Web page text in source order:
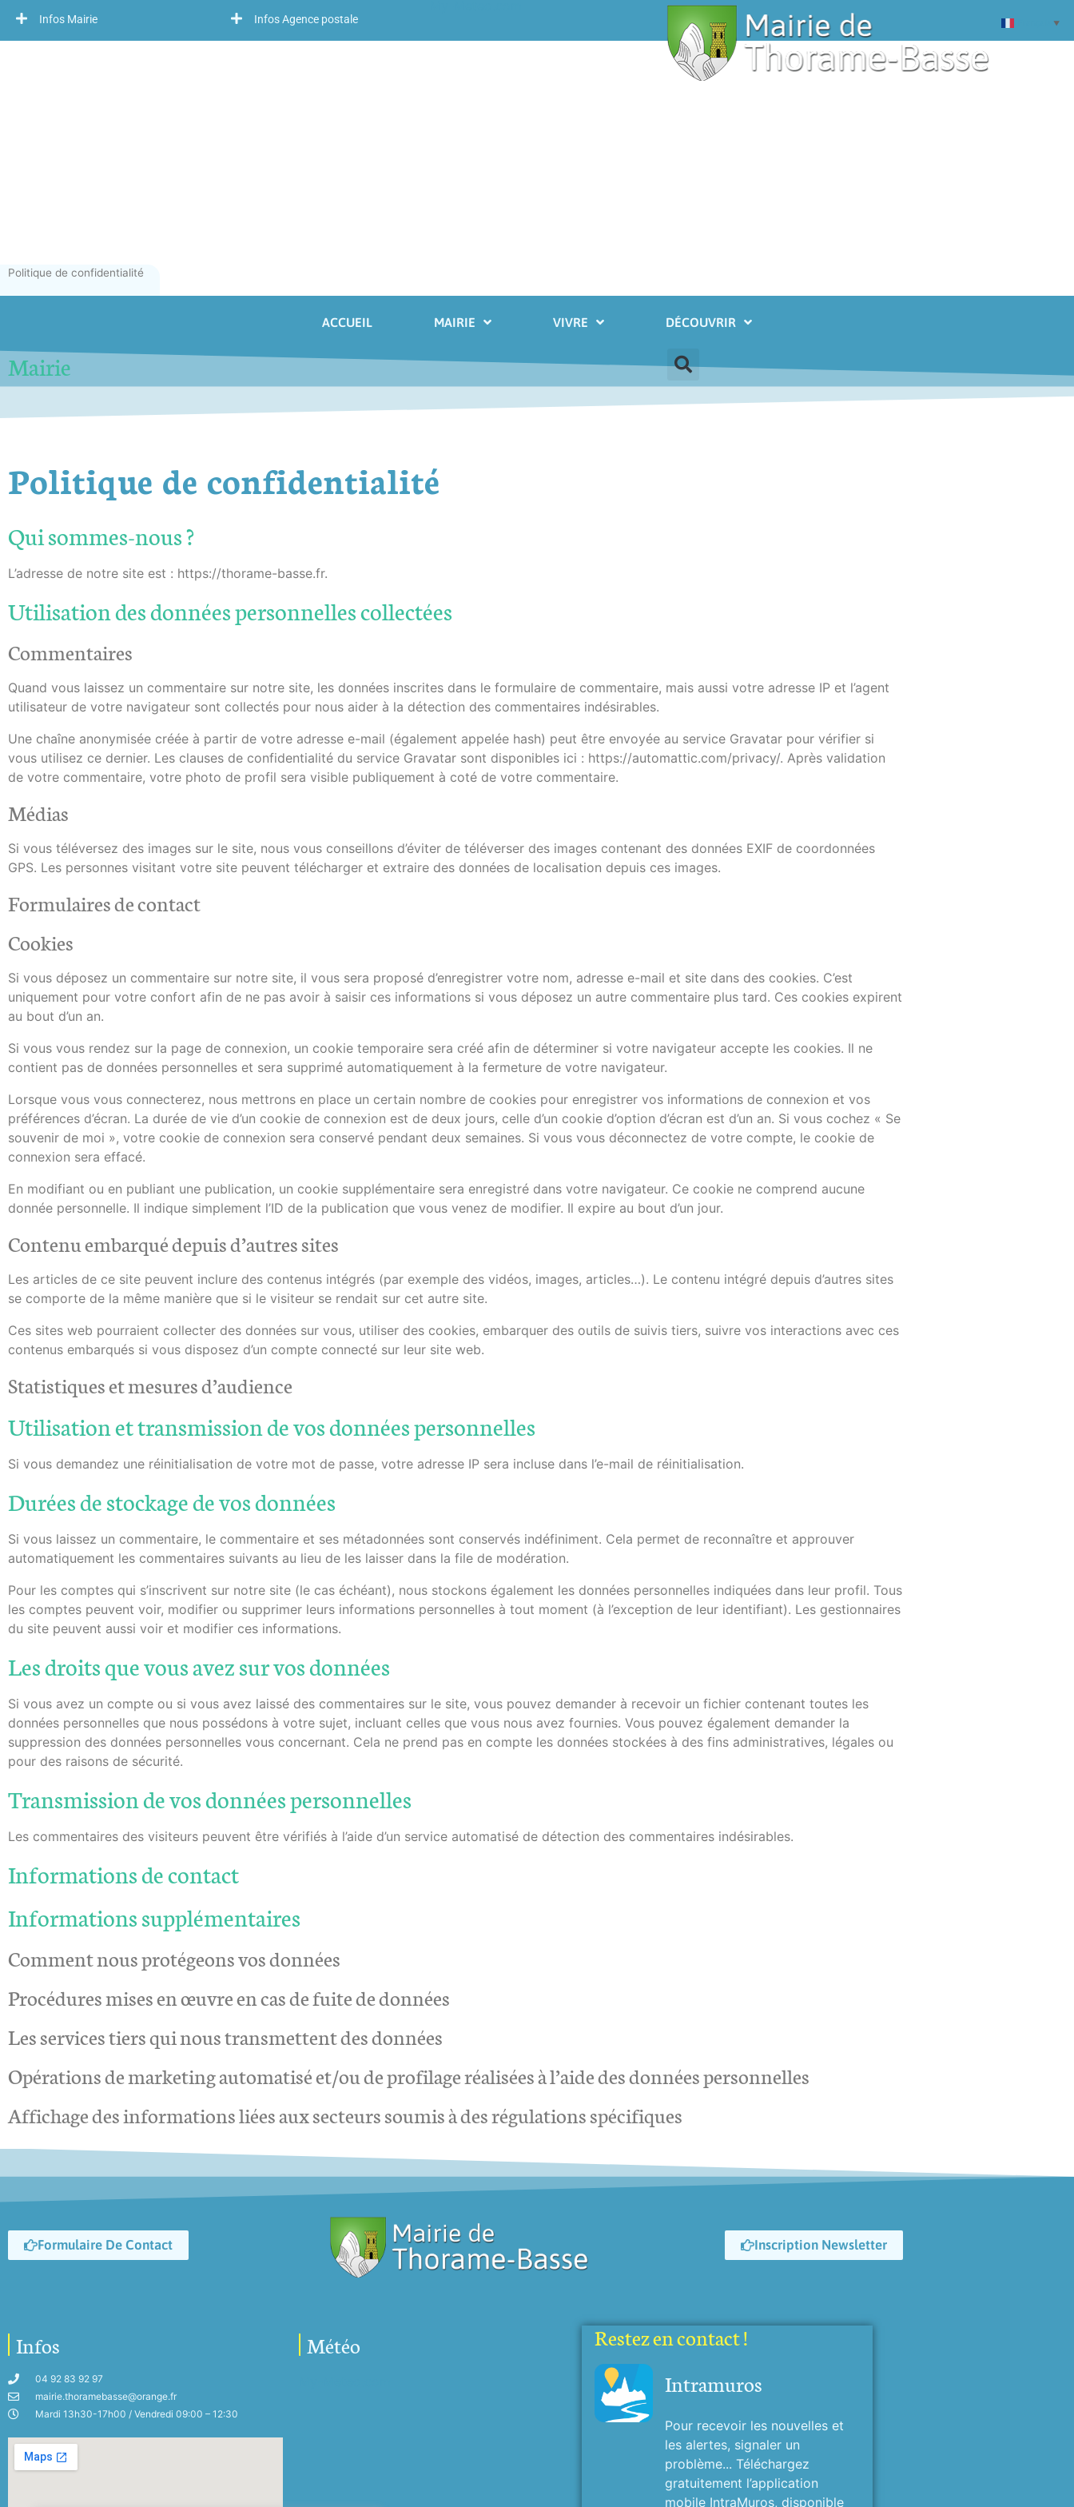
Infos Mairie Infos Agence postale
Politique de confidentialité
ACCUEIL MAIRIE VIVRE DÉCOUVRIR
Mairie
Politique de confidentialité
Qui sommes-nous ?
L’adresse de notre site est : https://thorame-basse.fr.
Utilisation des données personnelles collectées
Commentaires
Quand vous laissez un commentaire sur notre site, les données inscrites dans le formulaire de commentaire, mais aussi votre adresse IP et l’agent
utilisateur de votre navigateur sont collectés pour nous aider à la détection des commentaires indésirables.
Une chaîne anonymisée créée à partir de votre adresse e-mail (également appelée hash) peut être envoyée au service Gravatar pour vérifier si
vous utilisez ce dernier. Les clauses de confidentialité du service Gravatar sont disponibles ici : https://automattic.com/privacy/. Après validation
de votre commentaire, votre photo de profil sera visible publiquement à coté de votre commentaire.
Médias
Si vous téléversez des images sur le site, nous vous conseillons d’éviter de téléverser des images contenant des données EXIF de coordonnées
GPS. Les personnes visitant votre site peuvent télécharger et extraire des données de localisation depuis ces images.
Formulaires de contact
Cookies
Si vous déposez un commentaire sur notre site, il vous sera proposé d’enregistrer votre nom, adresse e-mail et site dans des cookies. C’est
uniquement pour votre confort afin de ne pas avoir à saisir ces informations si vous déposez un autre commentaire plus tard. Ces cookies expirent
au bout d’un an.
Si vous vous rendez sur la page de connexion, un cookie temporaire sera créé afin de déterminer si votre navigateur accepte les cookies. Il ne
contient pas de données personnelles et sera supprimé automatiquement à la fermeture de votre navigateur.
Lorsque vous vous connecterez, nous mettrons en place un certain nombre de cookies pour enregistrer vos informations de connexion et vos
préférences d’écran. La durée de vie d’un cookie de connexion est de deux jours, celle d’un cookie d’option d’écran est d’un an. Si vous cochez « Se
souvenir de moi », votre cookie de connexion sera conservé pendant deux semaines. Si vous vous déconnectez de votre compte, le cookie de
connexion sera effacé.
En modifiant ou en publiant une publication, un cookie supplémentaire sera enregistré dans votre navigateur. Ce cookie ne comprend aucune
donnée personnelle. Il indique simplement l’ID de la publication que vous venez de modifier. Il expire au bout d’un jour.
Contenu embarqué depuis d’autres sites
Les articles de ce site peuvent inclure des contenus intégrés (par exemple des vidéos, images, articles…). Le contenu intégré depuis d’autres sites
se comporte de la même manière que si le visiteur se rendait sur cet autre site.
Ces sites web pourraient collecter des données sur vous, utiliser des cookies, embarquer des outils de suivis tiers, suivre vos interactions avec ces
contenus embarqués si vous disposez d’un compte connecté sur leur site web.
Statistiques et mesures d’audience
Utilisation et transmission de vos données personnelles
Si vous demandez une réinitialisation de votre mot de passe, votre adresse IP sera incluse dans l’e-mail de réinitialisation.
Durées de stockage de vos données
Si vous laissez un commentaire, le commentaire et ses métadonnées sont conservés indéfiniment. Cela permet de reconnaître et approuver
automatiquement les commentaires suivants au lieu de les laisser dans la file de modération.
Pour les comptes qui s’inscrivent sur notre site (le cas échéant), nous stockons également les données personnelles indiquées dans leur profil. Tous
les comptes peuvent voir, modifier ou supprimer leurs informations personnelles à tout moment (à l’exception de leur identifiant). Les gestionnaires
du site peuvent aussi voir et modifier ces informations.
Les droits que vous avez sur vos données
Si vous avez un compte ou si vous avez laissé des commentaires sur le site, vous pouvez demander à recevoir un fichier contenant toutes les
données personnelles que nous possédons à votre sujet, incluant celles que vous nous avez fournies. Vous pouvez également demander la
suppression des données personnelles vous concernant. Cela ne prend pas en compte les données stockées à des fins administratives, légales ou
pour des raisons de sécurité.
Transmission de vos données personnelles
Les commentaires des visiteurs peuvent être vérifiés à l’aide d’un service automatisé de détection des commentaires indésirables.
Informations de contact
Informations supplémentaires
Comment nous protégeons vos données
Procédures mises en œuvre en cas de fuite de données
Les services tiers qui nous transmettent des données
Opérations de marketing automatisé et/ou de profilage réalisées à l’aide des données personnelles
Affichage des informations liées aux secteurs soumis à des régulations spécifiques
Formulaire De Contact Inscription Newsletter
Infos
04 92 83 92 97
mairie.thoramebasse@orange.fr
Mardi 13h30-17h00 / Vendredi 09:00 – 12:30
Météo
Restez en contact !
Intramuros
Pour recevoir les nouvelles et
les alertes, signaler un
problème... Téléchargez
gratuitement l’application
mobile IntraMuros, disponible
▼